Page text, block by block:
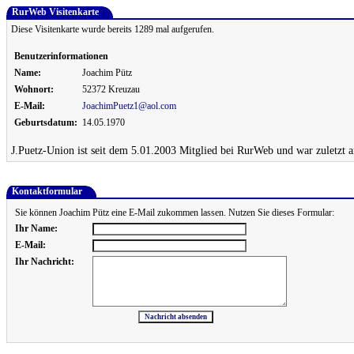
RurWeb Visitenkarte
Diese Visitenkarte wurde bereits 1289 mal aufgerufen.
Benutzerinformationen
Name:
Joachim Pütz
Wohnort:
52372 Kreuzau
E-Mail:
JoachimPuetz1@aol.com
Geburtsdatum: 14.05.1970
J.Puetz-Union ist seit dem 5.01.2003 Mitglied bei RurWeb und war zuletzt
Kontaktformular
Sie können Joachim Pütz eine E-Mail zukommen lassen. Nutzen Sie dieses Formular:
Ihr Name:
E-Mail:
Ihr Nachricht: